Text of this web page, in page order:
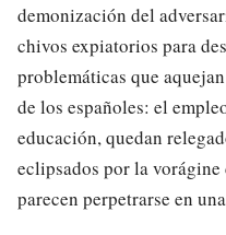
demonización del
chivos expiatorios para
problemáticas que
de los españoles: el
educación, quedan
eclipsados por la
parecen perpetrarse en